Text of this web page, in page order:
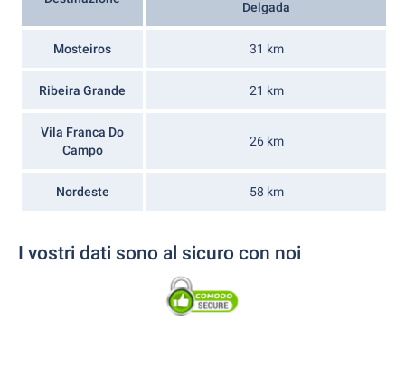
Delgada
Mosteiros 31 km
Ribeira Grande 21 km
Vila Franca Do
Campo
26 km
Nordeste 58 km
I vostri dati sono al sicuro con noi